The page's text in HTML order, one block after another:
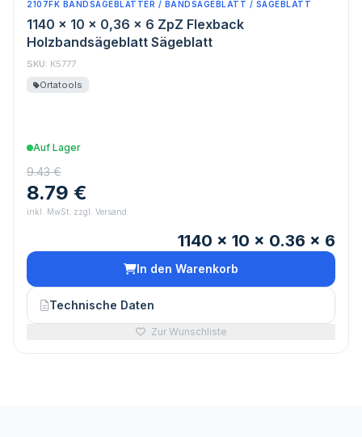
2107FK BANDSÄGEBLÄTTER / BANDSÄGEBLATT / SÄGEBLATT
1140 x 10 x 0,36 x 6 ZpZ Flexback
Holzbandsägeblatt Sägeblatt
SKU: K5777
Ortatools
Auf Lager
9.43 €
8.79 €
inkl. MwSt. zzgl. Versand
1140 x 10 x 0.36 x 6
In den Warenkorb
Technische Daten
Zur Wunschliste